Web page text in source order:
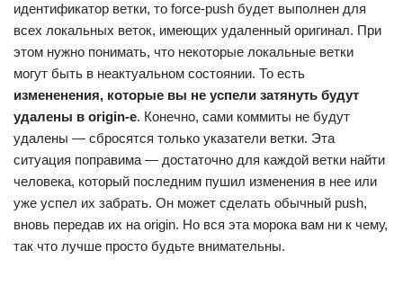
идентификатор ветки, то force-push будет выполнен для
всех локальных веток, имеющих удаленный оригинал. При
этом нужно понимать, что некоторые локальные ветки
могут быть в неактуальном состоянии. То есть
измененения, которые вы не успели затянуть будут
удалены в origin-е. Конечно, сами коммиты не будут
удалены — сбросятся только указатели ветки. Эта
ситуация поправима — достаточно для каждой ветки найти
человека, который последним пушил изменения в нее или
уже успел их забрать. Он может сделать обычный push,
вновь передав их на origin. Но вся эта морока вам ни к чему,
так что лучше просто будьте внимательны.